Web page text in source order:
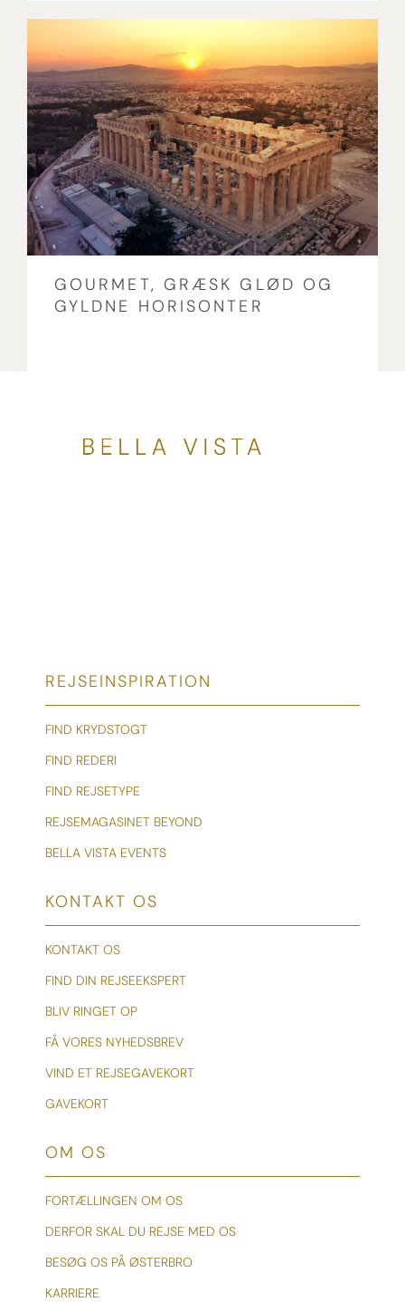
GOURMET, GRÆSK GLØD OG
GYLDNE HORISONTER
REJSEINSPIRATION
FIND KRYDSTOGT
FIND REDERI
FIND REJSETYPE
REJSEMAGASINET BEYOND
BELLA VISTA EVENTS
KONTAKT OS
KONTAKT OS
FIND DIN REJSEEKSPERT
BLIV RINGET OP
FÅ VORES NYHEDSBREV
VIND ET REJSEGAVEKORT
GAVEKORT
OM OS
FORTÆLLINGEN OM OS
DERFOR SKAL DU REJSE MED OS
BESØG OS PÅ ØSTERBRO
KARRIERE